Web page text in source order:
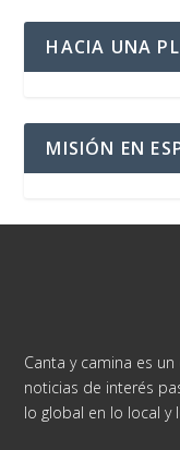
HACIA UNA
MISIÓN EN
Canta y camina es
noticias de interés
lo global en lo local y